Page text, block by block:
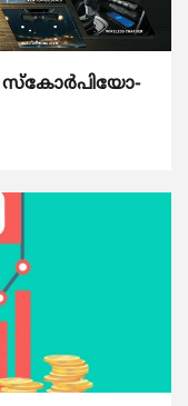
സ്കോർപിയോ-